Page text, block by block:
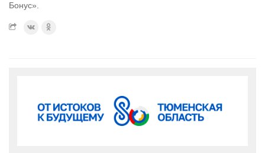
Бонус».